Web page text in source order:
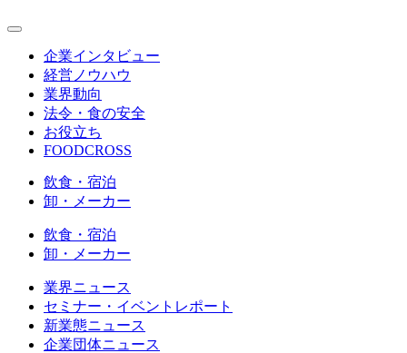
企業インタビュー
経営ノウハウ
業界動向
法令・食の安全
お役立ち
FOODCROSS
飲食・宿泊
卸・メーカー
飲食・宿泊
卸・メーカー
業界ニュース
セミナー・イベントレポート
新業態ニュース
企業団体ニュース